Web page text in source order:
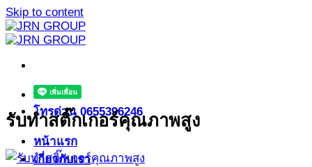
Skip to content
โทรด่วน 0655396246
หน้าแรก
เกี่ยวกับเรา
รับทำสติ๊กเกอร์คุณภาพสูง